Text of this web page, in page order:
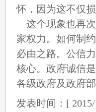
怀，因为这不仅
这个现象也再次
家权力。如何制
必由之路。公信
核心。政府诚信
各级政府及政府
发表时间：[